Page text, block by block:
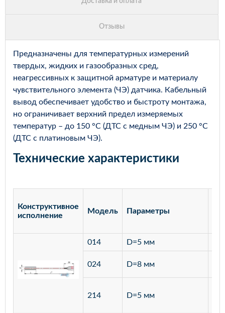
Предназначены для температурных измерений
твердых, жидких и газообразных сред,
неагрессивных к защитной арматуре и материалу
чувствительного элемента (ЧЭ) датчика. Кабельный
вывод обеспечивает удобство и быстроту монтажа,
но ограничивает верхний предел измеряемых
температур – до 150 °С (ДТС с медным ЧЭ) и 250 °С
(ДТС с платиновым ЧЭ).
Технические характеристики
Конструктивное
исполнение
Модель Параметры
014 D=5 мм
024 D=8 мм
214 D=5 мм